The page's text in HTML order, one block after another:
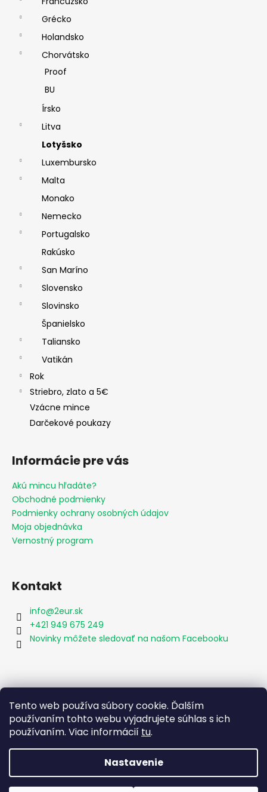
Tento web používa súbory cookie. Ďalším
používaním tohto webu vyjadrujete súhlas s ich
používaním. Viac informácií tu.
Nastavenie
Grécko
Holandsko
Chorvátsko
Proof
BU
Írsko
Litva
Lotyšsko
Luxembursko
Malta
Monako
Nemecko
Portugalsko
Rakúsko
San Maríno
Slovensko
Slovinsko
Španielsko
Taliansko
Vatikán
Rok
Striebro, zlato a 5€
Vzácne mince
Darčekové poukazy
Informácie pre vás
Akú mincu hľadáte?
Obchodné podmienky
Podmienky ochrany osobných údajov
Moja objednávka
Vernostný program
Kontakt
info@2eur.sk
+421 949 675 249
Novinky môžete sledovať na našom Facebooku
Vytvoril Shoptet